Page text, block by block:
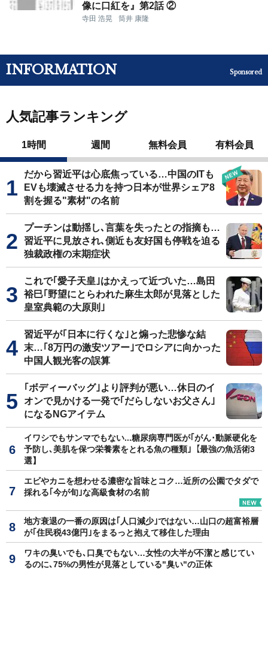
像に口紅を』第2話 ②
寺田 浩晃 筒井 康隆
INFORMATION Sponsored
人気記事ランキング
1時間 週間 無料会員 有料会員
だから習近平は心底焦っている…中国のITも
EVも壊滅させる力を持つ日本が世界シェア8
割を握る"素材"の名前
プーチンは動揺し､言葉を失ったとの指摘も…
習近平に見放され､側近も友好国も停戦を迫る
独裁政権の末期症状
これで｢愛子天皇｣はかえって近づいた…島田
裕巳｢野望にとらわれた麻生太郎が見落とした
皇室典範の大原則｣
習近平が｢日本に行くな｣と煽った悲惨な結
末…｢8万円の激安ツアー｣でロシアに向かった
中国人観光客の誤算
｢ボディーバッグ｣より評判が悪い…休日のイ
オンで見かける一発で｢だらしないお父さん｣
になるNGアイテム
イワシでもサンマでもない...糖尿病専門医が｢がん･動脈硬化を
予防し､美肌を保つ栄養素をとれる魚の種類｣【最強の魚活術3
選】
エビやカニを想わせる濃密な旨味とコク…近所の公園でタダで
採れる｢今が旬｣な高級食材の名前
地方衰退の一番の原因は｢人口減少｣ではない…山口の超富裕層
が｢住民税43億円｣をまるっと抱えて移住した理由
ワキの臭いでも､口臭でもない…女性の大半が不潔と感じてい
るのに､75%の男性が見落としている"臭い"の正体